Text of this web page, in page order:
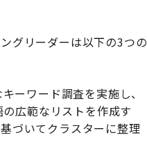
グリーダーは以下の3つの
ーワード調査を実施し、
広範なリストを作成す
づいてクラスターに整理